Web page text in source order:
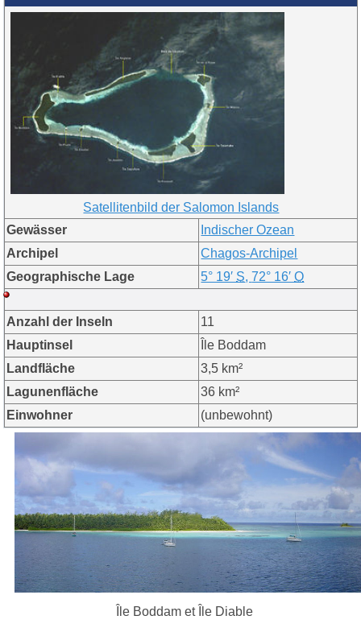
Satellitenbild der Salomon Islands
Gewässer
Indischer Ozean
Archipel
Chagos-Archipel
Geographische Lage
5° 19′ S, 72° 16′O
Anzahl der Inseln
11
Hauptinsel
Île Boddam
Landfläche
3,5 km²
Lagunenfläche
36 km²
Einwohner
(unbewohnt)
Île Boddam et Île Diable